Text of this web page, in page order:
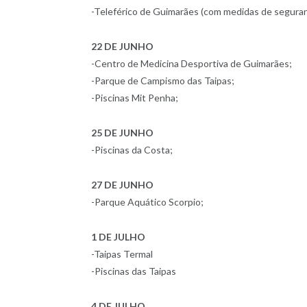
-Teleférico de Guimarães (com medidas de
22 DE JUNHO
-Centro de Medicina Desportiva de Guimarães;
-Parque de Campismo das Taipas;
-Piscinas Mit Penha;
25 DE JUNHO
-Piscinas da Costa;
27 DE JUNHO
-Parque Aquático Scorpio;
1 DE JULHO
-Taipas Termal
-Piscinas das Taipas